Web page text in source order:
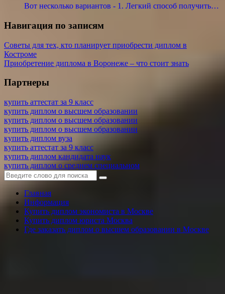
Вот несколько вариантов - 1. Легкий способ получить…
Навигация по записям
Советы для тех, кто планирует приобрести диплом в
Костроме
Приобретение диплома в Воронеже – что стоит знать
Партнеры
купить аттестат за 9 класс
купить диплом о высшем образовании
купить диплом о высшем образовании
купить диплом о высшем образовании
купить диплом вуза
купить аттестат за 9 класс
купить диплом кандидата наук
купить диплом о среднем специальном
Главная
Информация
Купить диплом экономиста в Москве
Купить диплом юриста Москва
Где заказать диплом о высшем образовании в Москве